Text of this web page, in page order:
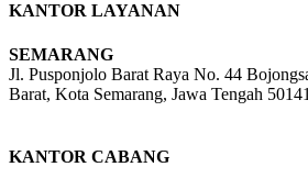
KANTOR LAYANAN
SEMARANG
Jl. Pusponjolo Barat Raya No. 44
Barat, Kota Semarang, Jawa Tengah 50141
KANTOR CABANG